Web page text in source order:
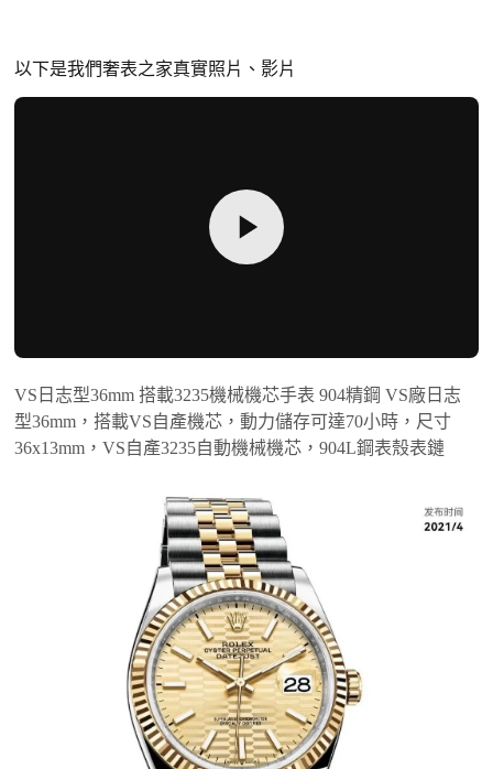
以下是我們奢表之家真實照片、影片
VS日志型36mm 搭載3235機械機芯手表 904精鋼 VS廠日志
型36mm，搭載VS自產機芯，動力儲存可達70小時，尺寸
36x13mm，VS自產3235自動機械機芯，904L鋼表殼表鏈